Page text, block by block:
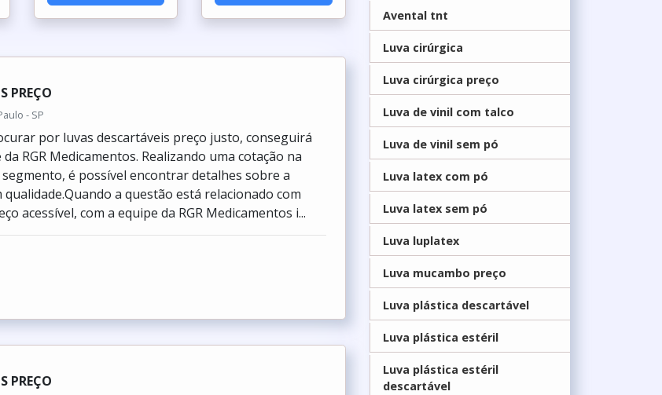
PREÇO
- SP
por luvas descartáveis preço justo, conseguirá
RGR Medicamentos. Realizando uma cotação na
é possível encontrar detalhes sobre a
a questão está relacionado com
acessível, com a equipe da RGR Medicamentos i...
PREÇO
Avental tnt
Luva cirúrgica
Luva cirúrgica preço
Luva de vinil com talco
Luva de vinil sem pó
Luva latex com pó
Luva latex sem pó
Luva luplatex
Luva mucambo preço
Luva plástica descartável
Luva plástica estéril
Luva plástica estéril
descartável